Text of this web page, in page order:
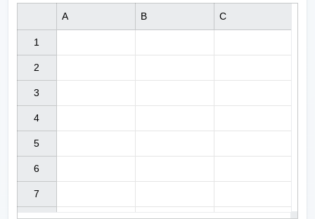
1
2
3
4
5
6
7
A B C